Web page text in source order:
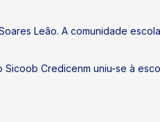
Leão. A comunidade
Credicenm uniu-se à